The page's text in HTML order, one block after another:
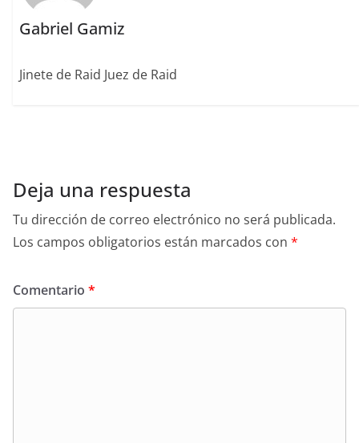
Gabriel Gamiz
Jinete de Raid Juez de Raid
Deja una respuesta
Tu dirección de correo electrónico no será publicada.
Los campos obligatorios están marcados con *
Comentario *